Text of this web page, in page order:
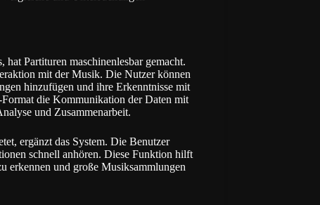
Partituren maschinenlesbar gemacht.
mit der Musik. Die Nutzer können
hinzufügen und ihre Erkenntnisse mit
die Kommunikation der Daten mit
und Zusammenarbeit.
ergänzt das System. Die Benutzer
schnell anhören. Diese Funktion hilft
erkennen und große Musiksammlungen